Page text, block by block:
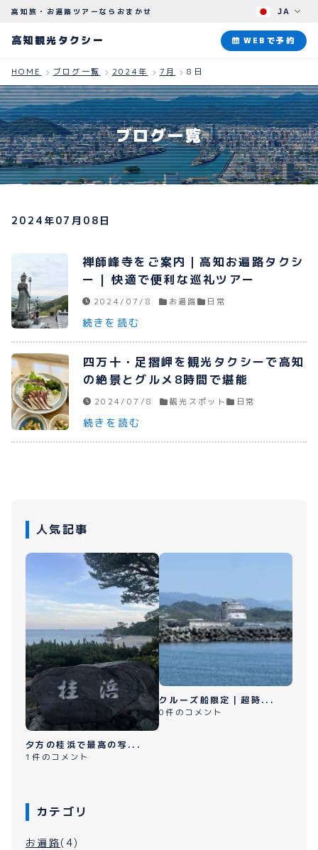
高知観光タクシー
ABOUT
観光タクシーについて
PLAN
観光プラン
ブログ
よくある質問
プライバシーポリシー
お問い合わせ
080-1481-9900
WEBで予約
JA
高知旅・お遍路ツアーならおまかせ
高知観光タクシー WEBで予約
HOME ブログ一覧 2024年 7月 8日
ブログ一覧
2024年07月08日
禅師峰寺をご案内｜高知お遍路タクシ
ー | 快適で便利な巡礼ツアー
2024/07/8 お遍路 日常
続きを読む
四万十・足摺岬を観光タクシーで高知
の絶景とグルメ8時間で堪能
2024/07/8 観光スポット 日常
続きを読む
人気記事
夕方の桂浜で最高の写...
1件のコメント
クルーズ船限定｜超時...
0件のコメント
カテゴリ
お遍路(4)